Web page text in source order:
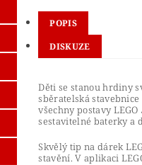
POPIS
DISKUZE
Děti se stanou hrdiny
sběratelská stavebnice
všechny postavy LEGO
sestavitelné baterky a
Skvělý tip na dárek
stavění. V aplikaci